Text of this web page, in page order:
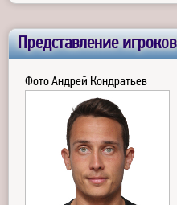
Представление игроков
Фото Андрей Кондратьев